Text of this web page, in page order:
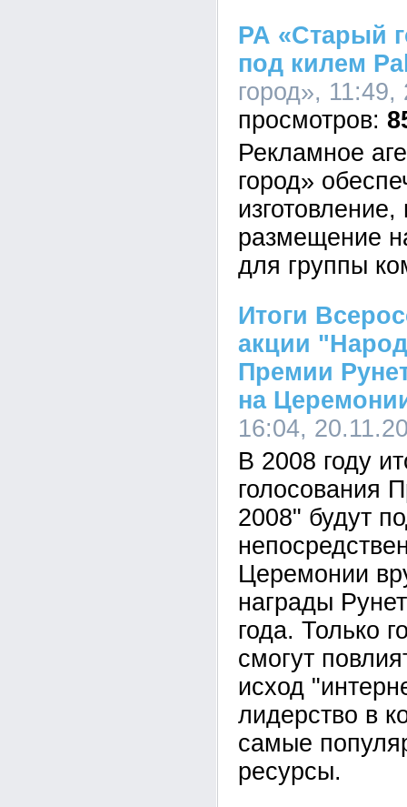
РА «Старый
под килем
город», 11:49,
Рекламное
город»
размещение
для группы
Итоги
акции
Премии
на
16:04,
В 2008 году
голосования
2008" будут
Церемонии
награды
года. Только
смогут
исход
лидерство в
самые
ресурсы.